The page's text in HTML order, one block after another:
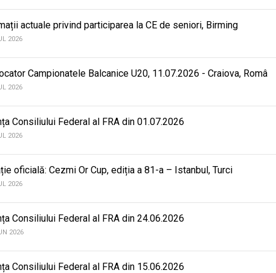
actuale privind participarea la CE de seniori, Birming
2026
Campionatele Balcanice U20, 11.07.2026 - Craiova, Româ
2026
Consiliului Federal al FRA din 01.07.2026
2026
oficială: Cezmi Or Cup, ediția a 81-a – Istanbul, Turci
2026
Consiliului Federal al FRA din 24.06.2026
2026
Consiliului Federal al FRA din 15.06.2026